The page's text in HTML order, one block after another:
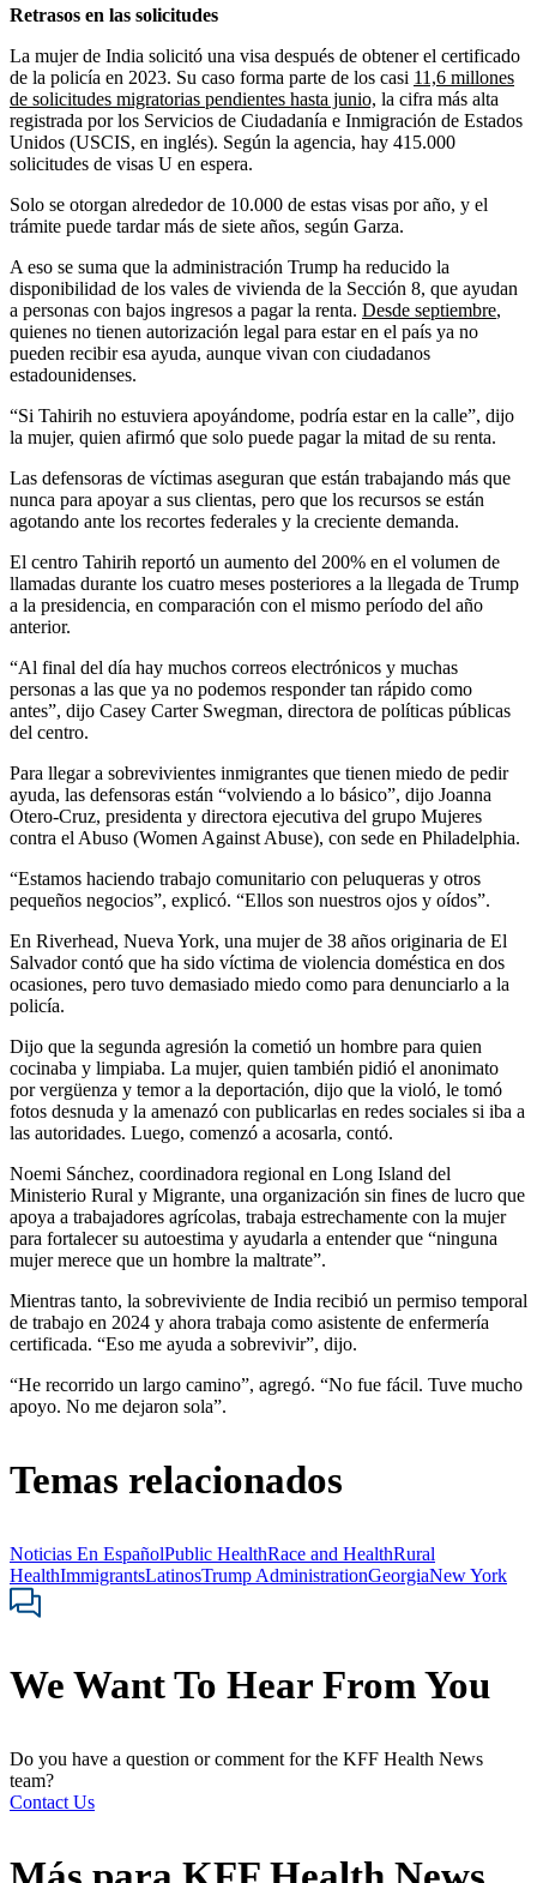
Retrasos en las solicitudes
La mujer de India solicitó una visa después de obtener el certificado
de la policía en 2023. Su caso forma parte de los casi 11,6 millones
de solicitudes migratorias pendientes hasta junio, la cifra más alta
registrada por los Servicios de Ciudadanía e Inmigración de Estados
Unidos (USCIS, en inglés). Según la agencia, hay 415.000
solicitudes de visas U en espera.
Solo se otorgan alrededor de 10.000 de estas visas por año, y el
trámite puede tardar más de siete años, según Garza.
A eso se suma que la administración Trump ha reducido la
disponibilidad de los vales de vivienda de la Sección 8, que ayudan
a personas con bajos ingresos a pagar la renta. Desde septiembre,
quienes no tienen autorización legal para estar en el país ya no
pueden recibir esa ayuda, aunque vivan con ciudadanos
estadounidenses.
“Si Tahirih no estuviera apoyándome, podría estar en la calle”, dijo
la mujer, quien afirmó que solo puede pagar la mitad de su renta.
Las defensoras de víctimas aseguran que están trabajando más que
nunca para apoyar a sus clientas, pero que los recursos se están
agotando ante los recortes federales y la creciente demanda.
El centro Tahirih reportó un aumento del 200% en el volumen de
llamadas durante los cuatro meses posteriores a la llegada de Trump
a la presidencia, en comparación con el mismo período del año
anterior.
“Al final del día hay muchos correos electrónicos y muchas
personas a las que ya no podemos responder tan rápido como
antes”, dijo Casey Carter Swegman, directora de políticas públicas
del centro.
Para llegar a sobrevivientes inmigrantes que tienen miedo de pedir
ayuda, las defensoras están “volviendo a lo básico”, dijo Joanna
Otero-Cruz, presidenta y directora ejecutiva del grupo Mujeres
contra el Abuso (Women Against Abuse), con sede en Philadelphia.
“Estamos haciendo trabajo comunitario con peluqueras y otros
pequeños negocios”, explicó. “Ellos son nuestros ojos y oídos”.
En Riverhead, Nueva York, una mujer de 38 años originaria de El
Salvador contó que ha sido víctima de violencia doméstica en dos
ocasiones, pero tuvo demasiado miedo como para denunciarlo a la
policía.
Dijo que la segunda agresión la cometió un hombre para quien
cocinaba y limpiaba. La mujer, quien también pidió el anonimato
por vergüenza y temor a la deportación, dijo que la violó, le tomó
fotos desnuda y la amenazó con publicarlas en redes sociales si iba a
las autoridades. Luego, comenzó a acosarla, contó.
Noemi Sánchez, coordinadora regional en Long Island del
Ministerio Rural y Migrante, una organización sin fines de lucro que
apoya a trabajadores agrícolas, trabaja estrechamente con la mujer
para fortalecer su autoestima y ayudarla a entender que “ninguna
mujer merece que un hombre la maltrate”.
Mientras tanto, la sobreviviente de India recibió un permiso temporal
de trabajo en 2024 y ahora trabaja como asistente de enfermería
certificada. “Eso me ayuda a sobrevivir”, dijo.
“He recorrido un largo camino”, agregó. “No fue fácil. Tuve mucho
apoyo. No me dejaron sola”.
Temas relacionados
Noticias En EspañolPublic HealthRace and HealthRural
HealthImmigrantsLatinosTrump AdministrationGeorgiaNew York
We Want To Hear From You
Do you have a question or comment for the KFF Health News
team?
Contact Us